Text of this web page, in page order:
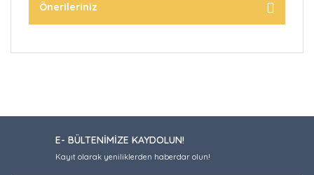
Önerileriniz
E- BÜLTENİMİZE KAYDOLUN!
Kayıt olarak yeniliklerden haberdar olun!